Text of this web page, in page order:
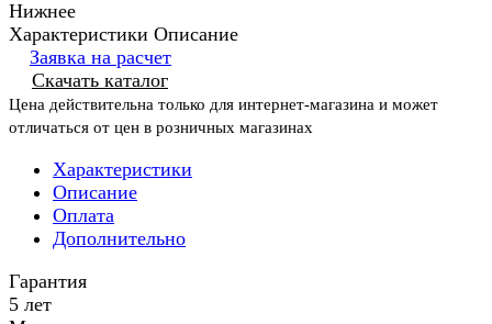
Нижнее
Характеристики Описание
Заявка на расчет
Скачать каталог
Цена действительна только для интернет-магазина и может
отличаться от цен в розничных магазинах
Характеристики
Описание
Оплата
Дополнительно
Гарантия
5 лет